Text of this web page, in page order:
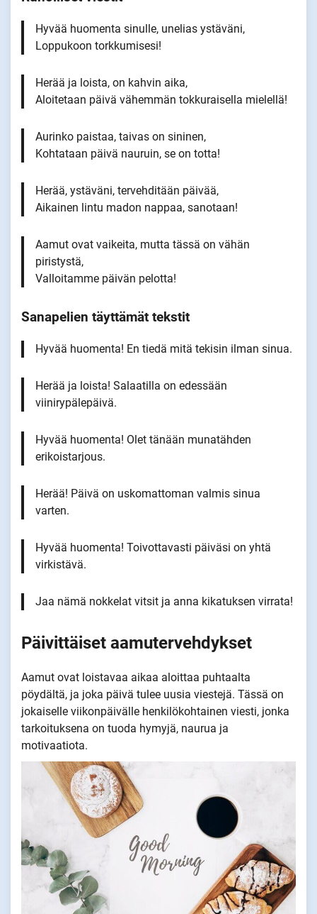
Hyvää huomenta sinulle, unelias ystäväni,
Loppukoon torkkumisesi!
Herää ja loista, on kahvin aika,
Aloitetaan päivä vähemmän tokkuraisella mielellä!
Aurinko paistaa, taivas on sininen,
Kohtataan päivä nauruin, se on totta!
Herää, ystäväni, tervehditään päivää,
Aikainen lintu madon nappaa, sanotaan!
Aamut ovat vaikeita, mutta tässä on vähän
piristystä,
Valloitamme päivän pelotta!
Sanapelien täyttämät tekstit
Hyvää huomenta! En tiedä mitä tekisin ilman sinua.
Herää ja loista! Salaatilla on edessään
viinirypälepäivä.
Hyvää huomenta! Olet tänään munatähden
erikoistarjous.
Herää! Päivä on uskomattoman valmis sinua
varten.
Hyvää huomenta! Toivottavasti päiväsi on yhtä
virkistävä.
Jaa nämä nokkelat vitsit ja anna kikatuksen virrata!
Päivittäiset aamutervehdykset
Aamut ovat loistavaa aikaa aloittaa puhtaalta
pöydältä, ja joka päivä tulee uusia viestejä. Tässä on
jokaiselle viikonpäivälle henkilökohtainen viesti, jonka
tarkoituksena on tuoda hymyjä, naurua ja
motivaatiota.